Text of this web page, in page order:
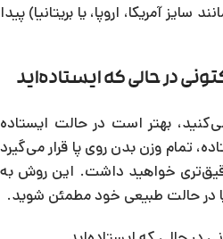
آمریکا، اروپا، یا بریتانیا) پیدا
در حالی که ایستاده‌اید
بهتر است در حالت ایستاده
تمام وزن بدن روی پا قرار می‌گیرد
خواهید داشت. این روش به
در حالت طبیعی خود مطمئن شوید.